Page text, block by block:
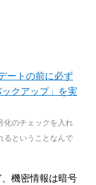
ートの前に必ず
クアップ」を実
化のチェックを入れ
るということなんで
機密情報は暗号